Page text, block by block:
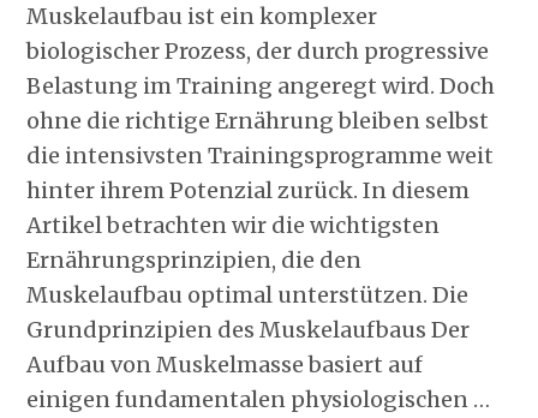
Muskelaufbau ist ein komplexer
biologischer Prozess, der durch progressive
Belastung im Training angeregt wird. Doch
ohne die richtige Ernährung bleiben selbst
die intensivsten Trainingsprogramme weit
hinter ihrem Potenzial zurück. In diesem
Artikel betrachten wir die wichtigsten
Ernährungsprinzipien, die den
Muskelaufbau optimal unterstützen. Die
Grundprinzipien des Muskelaufbaus Der
Aufbau von Muskelmasse basiert auf
einigen fundamentalen physiologischen …